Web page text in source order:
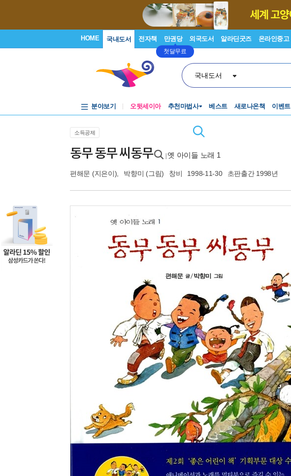
HOME 국내도서 전자책 만권당
첫달무료
외국도서 알라딘굿즈 온라인중고
국내도서
분야보기 오뒷세이아 추천마법사 베스트 새로나온책 이벤트
소득공제
동무 동무 씨동무 옛 아이들 노래 1
편해문 (지은이), 박향미 (그림) 창비 1998-11-30 초판출간 1998년